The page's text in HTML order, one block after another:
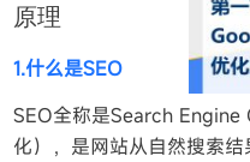
原理
1.什么是SEO
SEO全称是Search
化），是网站从自然搜索